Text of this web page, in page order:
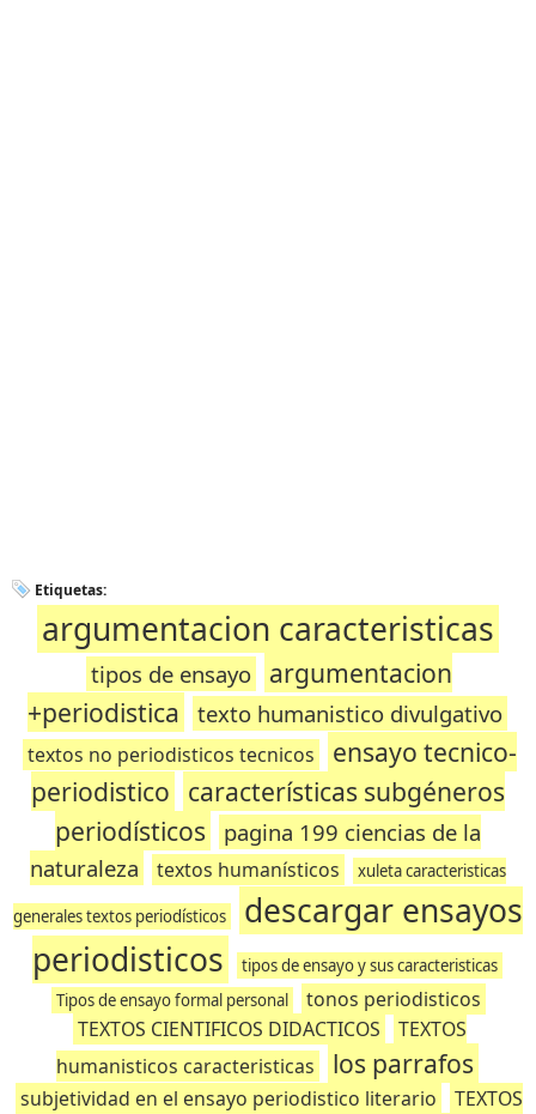
Etiquetas:
argumentacion caracteristicas
tipos de ensayo
argumentacion
+periodistica
texto humanistico divulgativo
textos no periodisticos tecnicos
ensayo tecnico-
periodistico características subgéneros
periodísticos
pagina 199 ciencias de la
naturaleza
textos humanísticos xuleta caracteristicas
generales textos periodísticos
descargar ensayos
periodisticos
tipos de ensayo y sus caracteristicas
Tipos de ensayo formal personal
tonos periodisticos
TEXTOS CIENTIFICOS DIDACTICOS
TEXTOS
humanisticos caracteristicas
los parrafos
subjetividad en el ensayo periodistico literario
TEXTOS